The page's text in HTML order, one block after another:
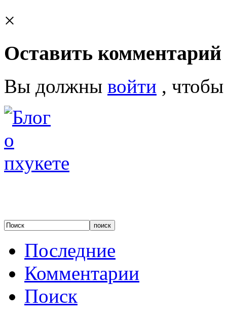
×
Оставить комментарий
Вы должны войти ,
Последние
Комментарии
Поиск